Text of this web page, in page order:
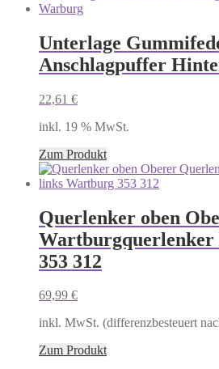
Unterlage
Anschlagpuffer
22,61 €
inkl. 19 % MwSt.
Zum Produkt
Querlenker oben
353 312
69,99 €
inkl. MwSt. (differenzbesteuert
Zum Produkt